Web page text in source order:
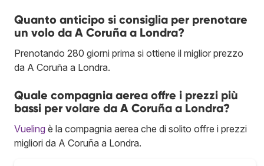
Quanto anticipo si consiglia per prenotare
un volo da A Coruña a Londra?
Prenotando 280 giorni prima si ottiene il miglior prezzo
da A Coruña a Londra.
Quale compagnia aerea offre i prezzi più
bassi per volare da A Coruña a Londra?
Vueling è la compagnia aerea che di solito offre i prezzi
migliori da A Coruña a Londra.